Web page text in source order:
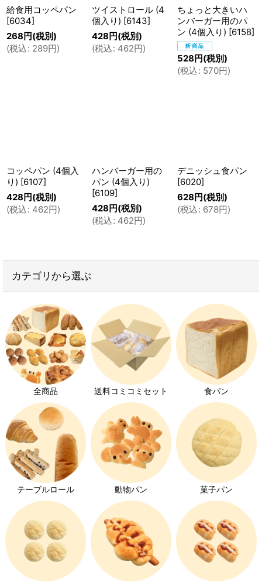
給食用コッペパン
[6034]
268 円(税別)
(税込: 289円)
ツイストロール (4
個入り) [6143]
428 円(税別)
(税込: 462円)
ちょっと大きいハ
ンバーガー用のパ
ン (4個入り) [6158]
528 円(税別)
(税込: 570円)
コッペパン (4個入
り) [6107]
428 円(税別)
(税込: 462円)
ハンバーガー用の
パン (4個入り)
[6109]
428 円(税別)
(税込: 462円)
デニッシュ食パン
[6020]
628 円(税別)
(税込: 678円)
カテゴリから選ぶ
全商品 送料コミコミセット 食パン
テーブルロール 動物パン 菓子パン